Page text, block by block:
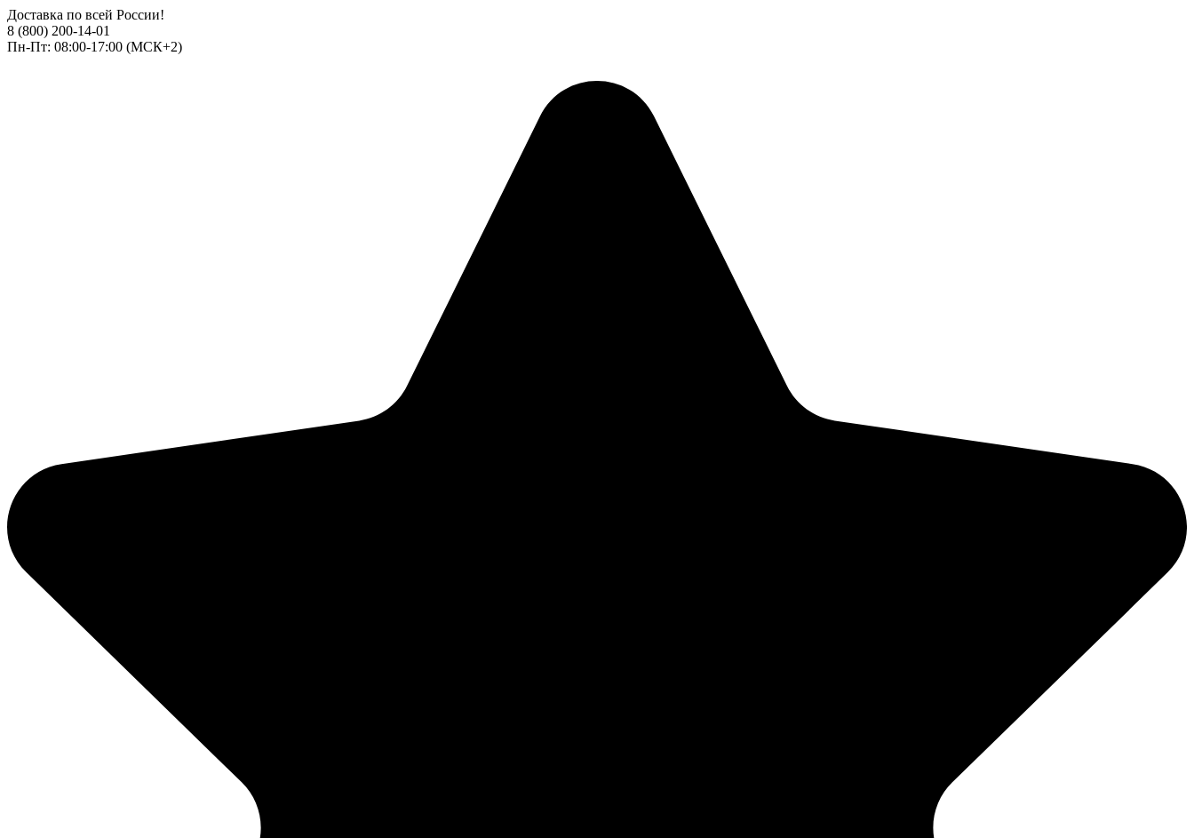
Доставка по всей России!
8 (800) 200-14-01
Пн-Пт: 08:00-17:00 (МСК+2)